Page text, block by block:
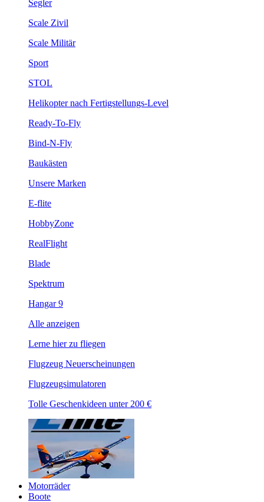
Segler
Scale Zivil
Scale Militär
Sport
STOL
Helikopter nach Fertigstellungs-Level
Ready-To-Fly
Bind-N-Fly
Baukästen
Unsere Marken
E-flite
HobbyZone
RealFlight
Blade
Spektrum
Hangar 9
Alle anzeigen
Lerne hier zu fliegen
Flugzeug Neuerscheinungen
Flugzeugsimulatoren
Tolle Geschenkideen unter 200 €
Motorräder
Boote